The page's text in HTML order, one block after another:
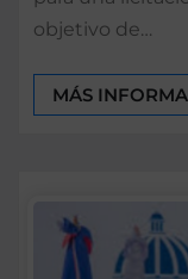
objetivo de…
MÁS